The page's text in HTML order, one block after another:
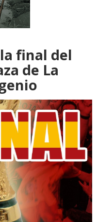
final del
de La